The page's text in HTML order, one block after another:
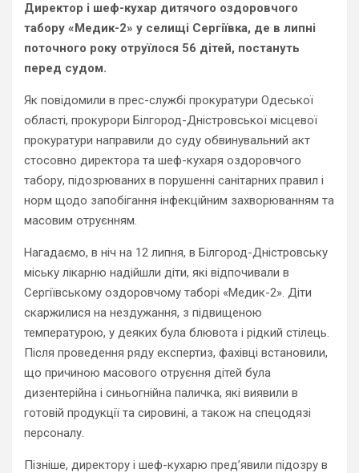
Директор і шеф-кухар дитячого оздоровчого
табору «Медик-2» у селищі Сергіївка, де в липні
поточного року отруїлося 56 дітей, постануть
перед судом.
Як повідомили в прес-службі прокуратури Одеської
області, прокурори Білгород-Дністровської місцевої
прокуратури направили до суду обвинувальний акт
стосовно директора та шеф-кухаря оздоровчого
табору, підозрюваних в порушенні санітарних правил і
норм щодо запобігання інфекційним захворюванням та
масовим отруєнням.
Нагадаємо, в ніч на 12 липня, в Білгород-Дністровську
міську лікарню надійшли діти, які відпочивали в
Сергіївському оздоровчому таборі «Медик-2». Діти
скаржилися на нездужання, з підвищеною
температурою, у деяких була блювота і рідкий стілець.
Після проведення ряду експертиз, фахівці встановили,
що причиною масового отруєння дітей була
дизентерійна і синьогнійна паличка, які виявили в
готовій продукції та сировині, а також на спецодязі
персоналу.
Пізніше, директору і шеф-кухарю пред’явили підозру в